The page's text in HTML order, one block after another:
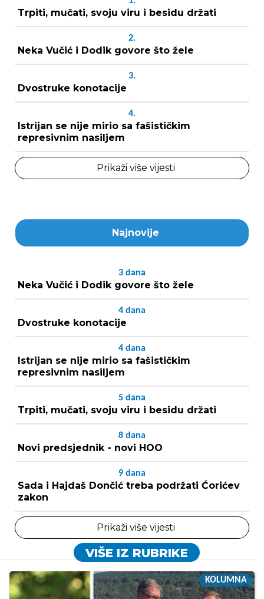
Trpiti, mučati, svoju viru i besidu držati
2.
Neka Vučić i Dodik govore što žele
3.
Dvostruke konotacije
4.
Istrijan se nije mirio sa fašističkim
represivnim nasiljem
Prikaži više vijesti
Najnovije
3 dana
Neka Vučić i Dodik govore što žele
4 dana
Dvostruke konotacije
4 dana
Istrijan se nije mirio sa fašističkim
represivnim nasiljem
5 dana
Trpiti, mučati, svoju viru i besidu držati
8 dana
Novi predsjednik - novi HOO
9 dana
Sada i Hajdaš Dončić treba podržati Ćorićev
zakon
Prikaži više vijesti
VIŠE IZ RUBRIKE
KOLUMNA